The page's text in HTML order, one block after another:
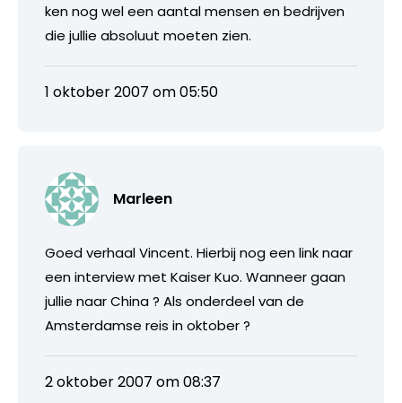
ken nog wel een aantal mensen en bedrijven
die jullie absoluut moeten zien.
1 oktober 2007 om 05:50
Marleen
Goed verhaal Vincent. Hierbij nog een link naar
een interview met Kaiser Kuo. Wanneer gaan
jullie naar China ? Als onderdeel van de
Amsterdamse reis in oktober ?
2 oktober 2007 om 08:37